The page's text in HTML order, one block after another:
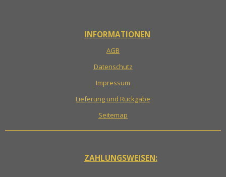
INFORMATIONEN
AGB
Datenschutz
Impressum
Lieferung und Rückgabe
Seitemap
ZAHLUNGSWEISEN: